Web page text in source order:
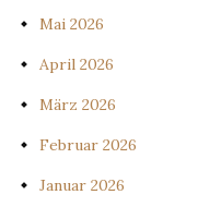
Mai 2026
April 2026
März 2026
Februar 2026
Januar 2026